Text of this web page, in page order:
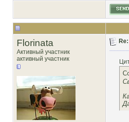
Florinata
Активный участник
активный участник